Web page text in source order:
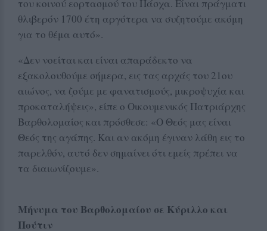
του κοινού εορτασμού του Πάσχα. Είναι πράγματι
θλιβερόν 1700 έτη αργότερα να συζητούμε ακόμη
για το θέμα αυτό».
«Δεν νοείται και είναι απαράδεκτο να
εξακολουθούμε σήμερα, εις τας αρχάς του 21ου
αιώνος, να ζούμε με φανατισμούς, μικροψυχία και
προκαταλήψεις», είπε ο Οικουμενικός Πατριάρχης
Βαρθολομαίος και πρόσθεσε: «Ο Θεός μας είναι
Θεός της αγάπης. Και αν ακόμη έγιναν λάθη εις το
παρελθόν, αυτό δεν σημαίνει ότι εμείς πρέπει να
τα διαιωνίζουμε».
Μήνυμα του Βαρθολομαίου σε Κύριλλο και
Πούτιν